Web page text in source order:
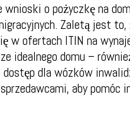
o pożyczkę na
Zaletą jest to,
w ofertach ITIN na
idealnego domu –
dla wózków
aby pomóc